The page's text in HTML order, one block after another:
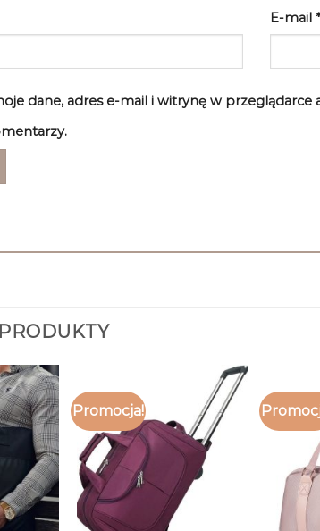
E-mail *
dane, adres e-mail i witrynę w przeglądarce
Promocja!